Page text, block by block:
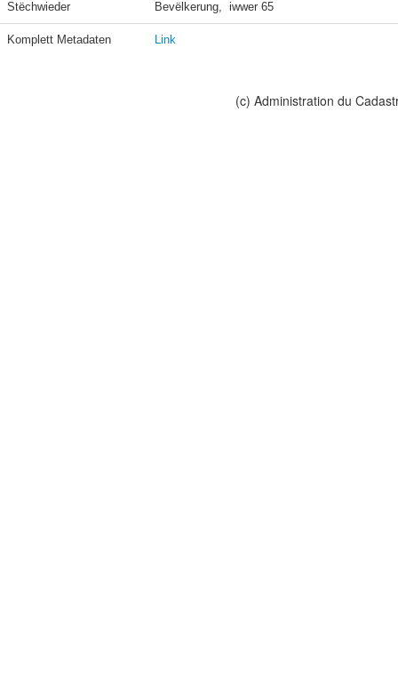
Stëchwieder Bevëlkerung,  iwwer 65
Komplett Metadaten Link
(c) Administration du